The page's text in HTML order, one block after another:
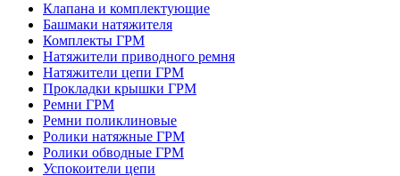
Клапана и комплектующие
Башмаки натяжителя
Комплекты ГРМ
Натяжители приводного ремня
Натяжители цепи ГРМ
Прокладки крышки ГРМ
Ремни ГРМ
Ремни поликлиновые
Ролики натяжные ГРМ
Ролики обводные ГРМ
Успокоители цепи